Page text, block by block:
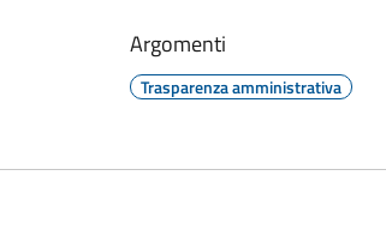
Argomenti
Trasparenza amministrativa